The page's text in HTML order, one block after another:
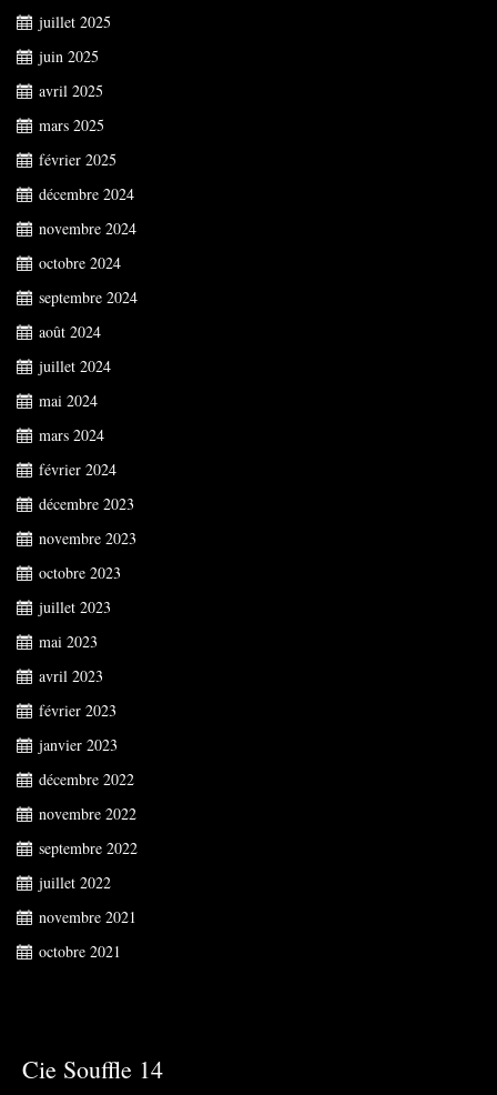
juillet 2025
juin 2025
avril 2025
mars 2025
février 2025
décembre 2024
novembre 2024
octobre 2024
septembre 2024
août 2024
juillet 2024
mai 2024
mars 2024
février 2024
décembre 2023
novembre 2023
octobre 2023
juillet 2023
mai 2023
avril 2023
février 2023
janvier 2023
décembre 2022
novembre 2022
septembre 2022
juillet 2022
novembre 2021
octobre 2021
Cie Souffle 14